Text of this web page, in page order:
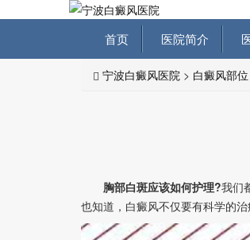
首页 医院简介
宁波白癜风医院 > 白癜风部位
胸部白斑应该如何护理?我们
也知道，白癜风不仅要有科学的